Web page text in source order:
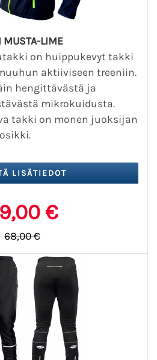
MUSTA-LIME
on huippukevyt takki
aktiiviseen treeniin.
hengittävästä ja
mikrokuidusta.
takki on monen juoksijan
€
68,00 €